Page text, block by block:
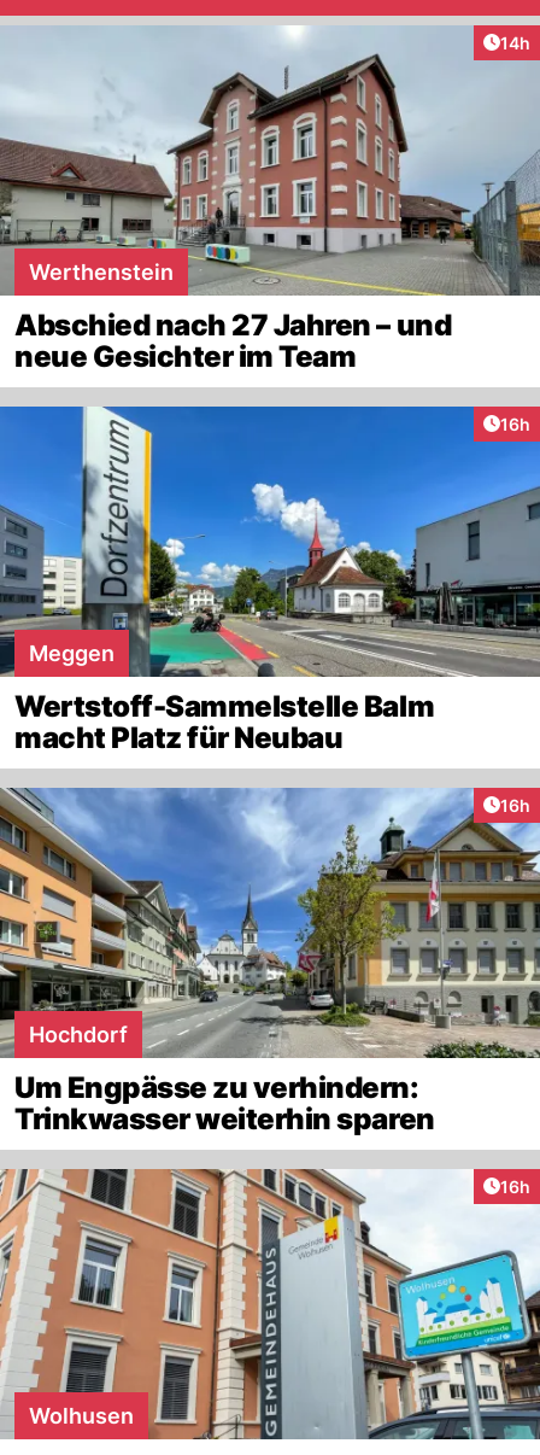
14h
Werthenstein
Abschied nach 27 Jahren – und
neue Gesichter im Team
16h
Meggen
Wertstoff-Sammelstelle Balm
macht Platz für Neubau
16h
Hochdorf
Um Engpässe zu verhindern:
Trinkwasser weiterhin sparen
16h
Wolhusen